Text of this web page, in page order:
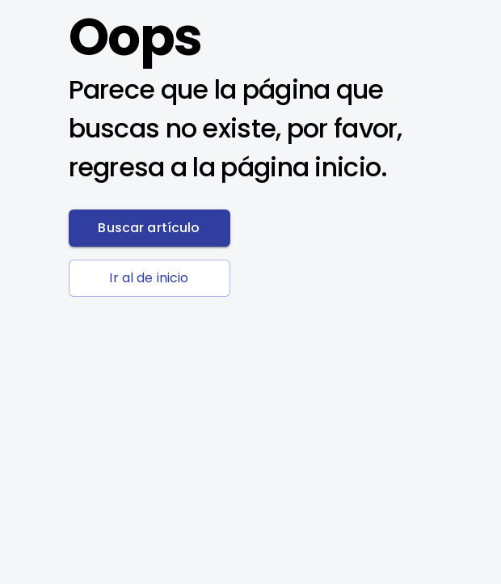
Oops
Parece que la página que
buscas no existe, por favor,
regresa a la página inicio.
Buscar artículo
Ir al de inicio